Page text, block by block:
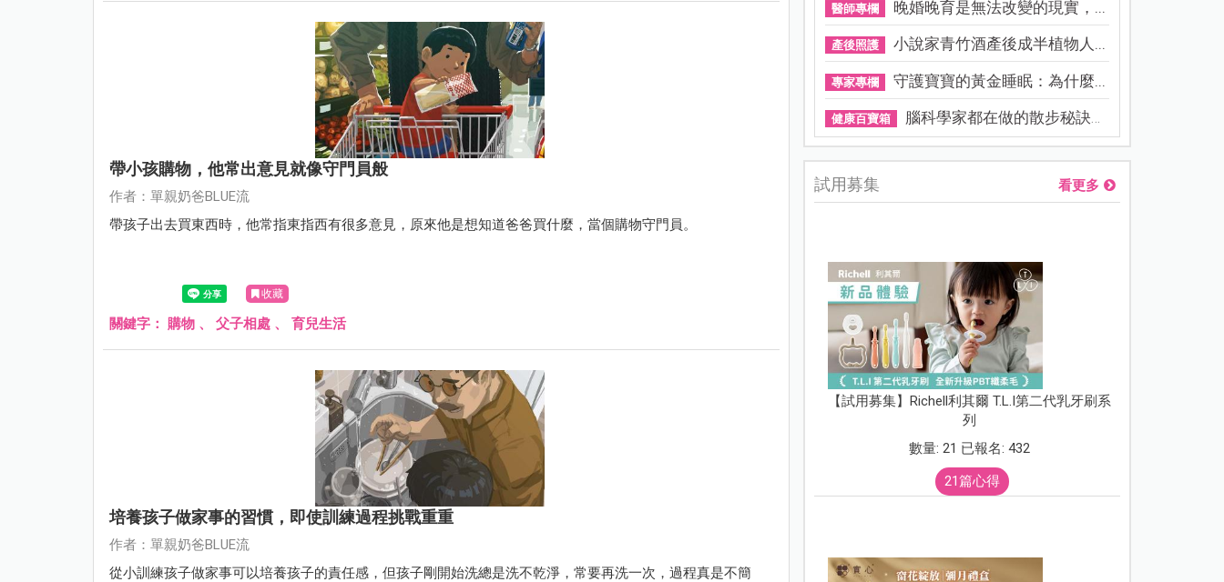
帶小孩購物，他常出意見就像守門員般
作者：單親奶爸BLUE流
帶孩子出去買東西時，他常指東指西有很多意見，原來他是想知道爸爸買什麼，當個購物守門員。
收藏
關鍵字： 購物 、 父子相處 、 育兒生活
培養孩子做家事的習慣，即使訓練過程挑戰重重
作者：單親奶爸BLUE流
從小訓練孩子做家事可以培養孩子的責任感，但孩子剛開始洗總是洗不乾淨，常要再洗一次，過程真是不簡
醫師專欄 晚婚晚育是無法改變的現實，...
產後照護 小說家青竹酒產後成半植物人...
專家專欄 守護寶寶的黃金睡眠：為什麼...
健康百寶箱 腦科學家都在做的散步秘訣！...
試用募集 看更多
【試用募集】Richell利其爾 T.L.I第二代乳牙刷系
列
數量: 21 已報名: 432
21篇心得